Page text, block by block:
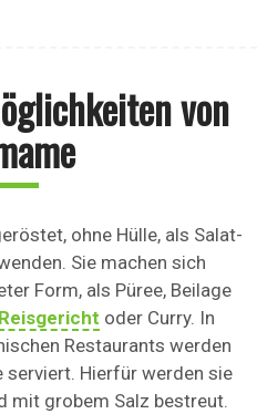
von
ohne Hülle, als Salat-
Sie machen sich
Form, als Püree, Beilage
Reisgericht oder Curry. In
Restaurants werden
Hierfür werden sie
mit grobem Salz bestreut.